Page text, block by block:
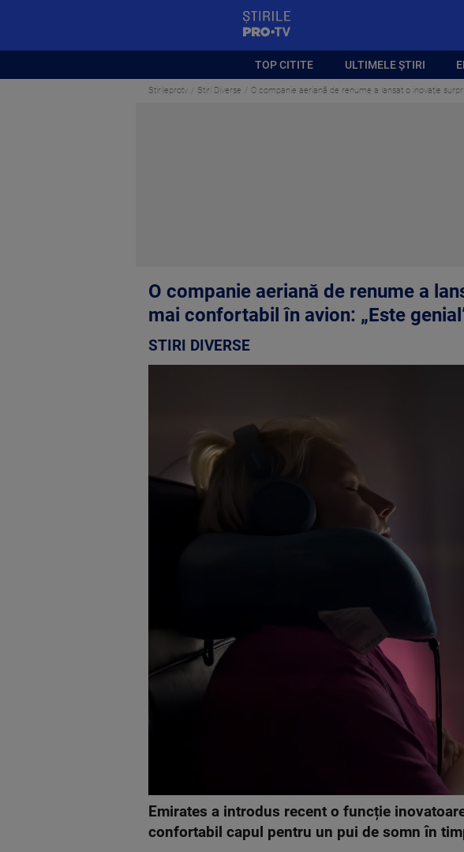
TOP CITITE ULTIMELE ȘTIRI
Stirileprotv Stiri Diverse O companie aeriană de renume a lansat o inovație
O companie aeriană de renume a
mai confortabil în avion: „Este
STIRI DIVERSE
Emirates a introdus recent o funcție
confortabil capul pentru un pui de somn în